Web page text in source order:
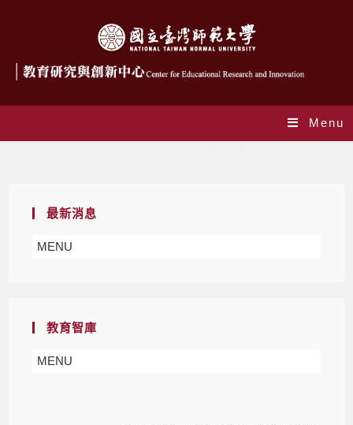
Menu
最新消息
MENU
教育智庫
MENU